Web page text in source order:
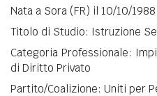
Nata a Sora (FR) il 10/10/1988
Titolo di Studio: Istruzione
Categoria Professionale:
di Diritto Privato
Partito/Coalizione: Uniti per